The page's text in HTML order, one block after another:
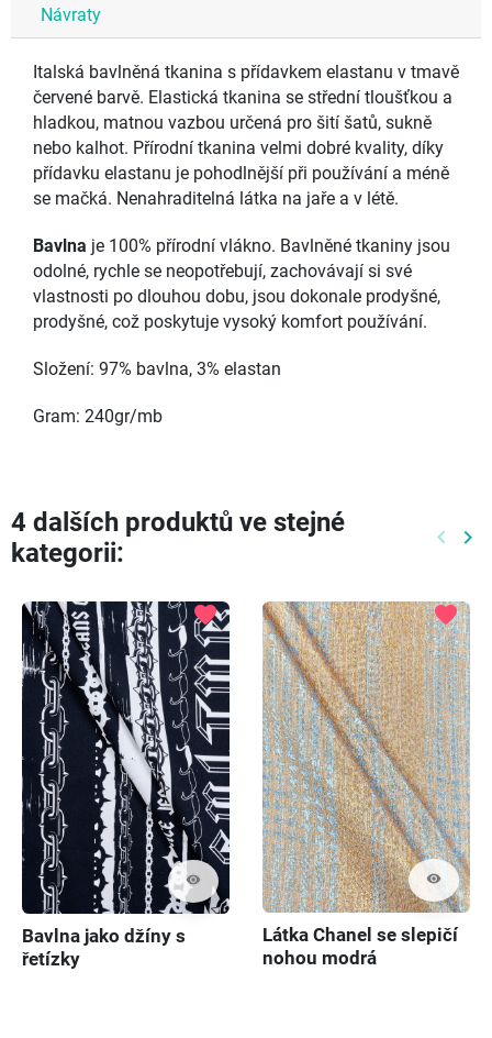
Návraty
Italská bavlněná tkanina s přídavkem elastanu v tmavě
červené barvě. Elastická tkanina se střední tloušťkou a
hladkou, matnou vazbou určená pro šití šatů, sukně
nebo kalhot. Přírodní tkanina velmi dobré kvality, díky
přídavku elastanu je pohodlnější při používání a méně
se mačká. Nenahraditelná látka na jaře a v létě.
Bavlna je 100% přírodní vlákno. Bavlněné tkaniny jsou
odolné, rychle se neopotřebují, zachovávají si své
vlastnosti po dlouhou dobu, jsou dokonale prodyšné,
prodyšné, což poskytuje vysoký komfort používání.
Složení: 97% bavlna, 3% elastan
Gram: 240gr/mb
4 dalších produktů ve stejné
kategorii:
keyboard_arrow_left keyboard_arrow_right
visibility
favorite
Bavlna jako džíny s
řetízky
visibility
favorite
Látka Chanel se slepičí
nohou modrá